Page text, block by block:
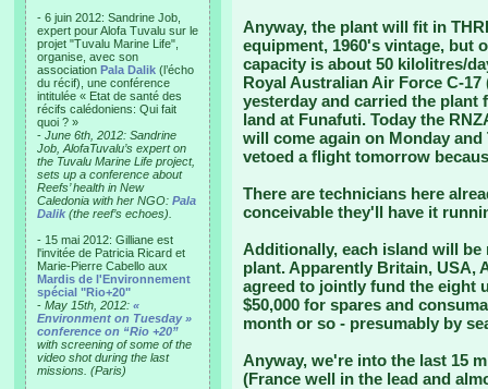
- 6 juin 2012: Sandrine Job,
expert pour Alofa Tuvalu sur le
projet "Tuvalu Marine Life",
organise, avec son
association Pala Dalik (l’écho
du récif), une conférence
intitulée « Etat de santé des
récifs calédoniens: Qui fait
quoi ? »
- June 6th, 2012: Sandrine
Job, AlofaTuvalu’s expert on
the Tuvalu Marine Life project,
sets up a conference about
Reefs’ health in New
Caledonia with her NGO: Pala
Dalik (the reef’s echoes).
- 15 mai 2012: Gilliane est
l'invitée de Patricia Ricard et
Marie-Pierre Cabello aux
Mardis de l'Environnement
spécial "Rio+20"
- May 15th, 2012: «
Environment on Tuesday »
conference on “Rio +20”
with screening of some of the
video shot during the last
missions. (Paris)
Anyway, the plant will fit in
equipment, 1960's vintage, but
capacity is about 50 kilolitres/
Royal Australian Air Force C-
yesterday and carried the plant
land at Funafuti. Today the
will come again on Monday
vetoed a flight tomorrow
There are technicians here
conceivable they'll have it
Additionally, each island will
plant. Apparently Britain, USA,
agreed to jointly fund the eight
$50,000 for spares and
month or so - presumably by
Anyway, we're into the last 15
(France well in the lead and